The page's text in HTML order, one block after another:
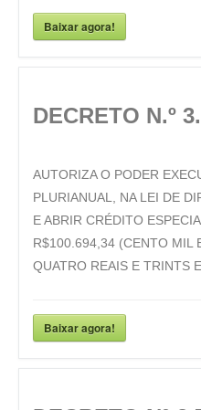
Baixar agora!
DECRETO N.º
AUTORIZA O PODER
PLURIANUAL, NA LEI DE
E ABRIR CRÉDITO
R$100.694,34 (CENTO MIL
QUATRO REAIS E TRINTS
Baixar agora!